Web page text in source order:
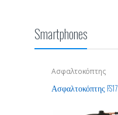
Smartphones
Ασφαλτοκόπτης
Ασφαλτοκόπτης FS17